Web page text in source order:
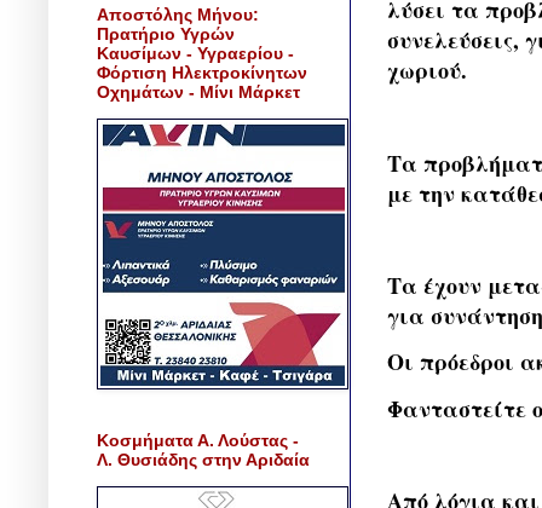
λύσει τα
συνελεύσεις,
χωριού.
Τα
με την
Τα έχουν
για
Οι πρόεδροι
Φανταστείτε
Από λόγια και
Αποστόλης Μήνου:
Πρατήριο Υγρών
Καυσίμων - Υγραερίου -
Φόρτιση Ηλεκτροκίνητων
Οχημάτων - Μίνι Μάρκετ
Κοσμήματα Α. Λούστας -
Λ. Θυσιάδης στην Αριδαία